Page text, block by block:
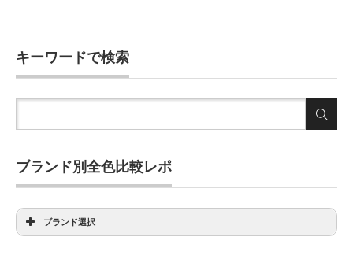
キーワードで検索
ブランド別全色比較レポ
ブランド選択